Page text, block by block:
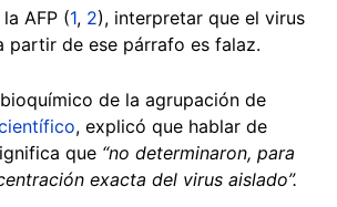
AFP (1, 2), interpretar que el virus
partir de ese párrafo es falaz.
bioquímico de la agrupación de
, explicó que hablar de
que “no determinaron, para
exacta del virus aislado”.